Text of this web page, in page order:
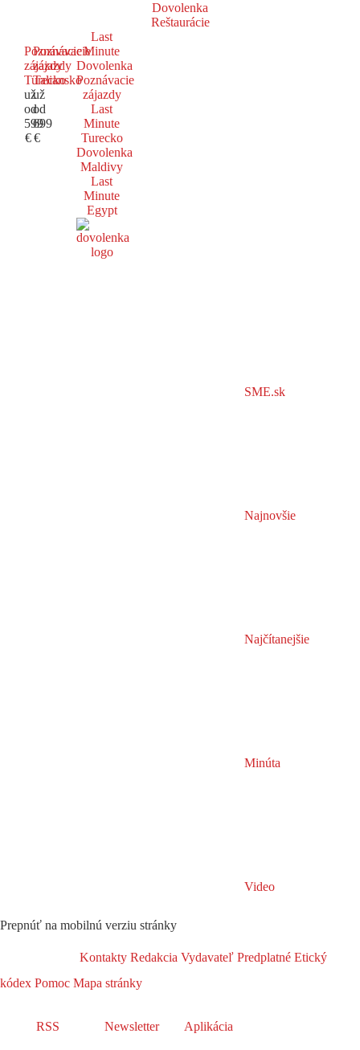
Dovolenka
Reštaurácie
Poznávacie
zájazdy
Turecko
už
od
599
€
Poznávacie
zájazdy
Taliansko
už
od
699
€
Last
Minute
Dovolenka
Poznávacie
zájazdy
Last
Minute
Turecko
Dovolenka
Maldivy
Last
Minute
Egypt
SME.sk
Najnovšie
Najčítanejšie
Minúta
Video
Prepnúť na mobilnú verziu stránky
Kontakty Redakcia Vydavateľ Predplatné Etický
kódex Pomoc Mapa stránky
RSS Newsletter Aplikácia